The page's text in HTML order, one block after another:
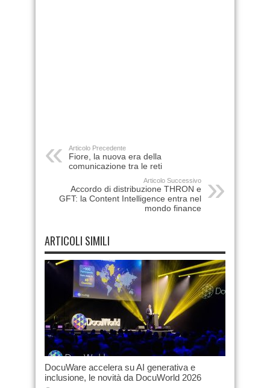
Articolo Precedente
Fiore, la nuova era della
comunicazione tra le reti
Articolo Successivo
Accordo di distribuzione THRON e
GFT: la Content Intelligence entra nel
mondo finance
ARTICOLI SIMILI
DocuWare accelera su AI generativa e
inclusione, le novità da DocuWorld 2026